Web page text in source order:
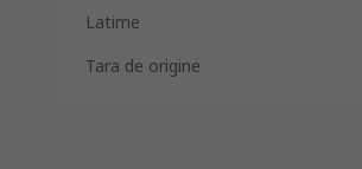
Latime
Tara de origine